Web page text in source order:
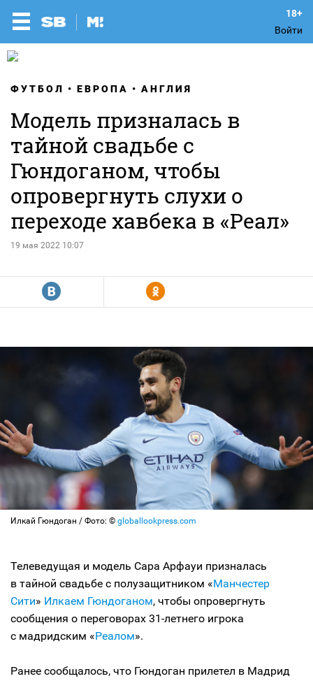
Войти
ФУТБОЛ ЕВРОПА АНГЛИЯ
Модель призналась в
тайной свадьбе с
Гюндоганом, чтобы
опровергнуть слухи о
переходе хавбека в «Реал»
19 мая 2022 10:07
R Y
Илкай Гюндоган / Фото: © globallookpress.com
Телеведущая и модель Сара Арфауи призналась
в тайной свадьбе с полузащитником «Манчестер
Сити» Илкаем Гюндоганом, чтобы опровергнуть
сообщения о переговорах 31-летнего игрока
с мадридским «Реалом».
Ранее сообщалось, что Гюндоган прилетел в Мадрид